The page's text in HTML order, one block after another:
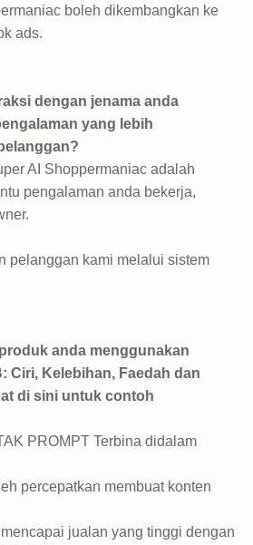
boleh dikembangkan ke
ads.
dengan jenama anda
yang lebih
AI Shoppermaniac adalah
pengalaman anda bekerja,
pelanggan kami melalui sistem
anda menggunakan
Ciri, Kelebihan, Faedah dan
di sini untuk contoh
PROMPT Terbina didalam
percepatkan membuat konten
jualan yang tinggi dengan